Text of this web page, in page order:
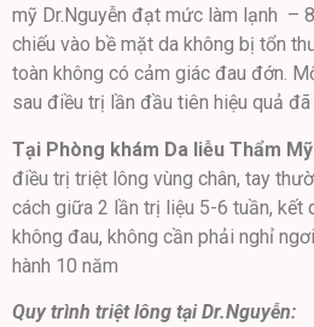
mỹ Dr.Nguyễn đạt mức làm lạnh –
chiếu vào bề mặt da không bị tổn
toàn không có cảm giác đau đớn.
sau điều trị lần đầu tiên hiệu quả
Tại Phòng khám Da liễu Thẩm
điều trị triệt lông vùng chân, tay
cách giữa 2 lần trị liệu 5-6 tuần, kết
không đau, không cần phải nghỉ
hành 10 năm
Quy trình triệt lông tại Dr.Nguyễn: